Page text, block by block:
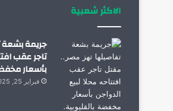
الاكثر شعبية
جريمة بشعة
تاجر عقب
بأسعار
فبراير 25, 2025